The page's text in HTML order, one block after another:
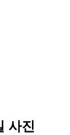
사진